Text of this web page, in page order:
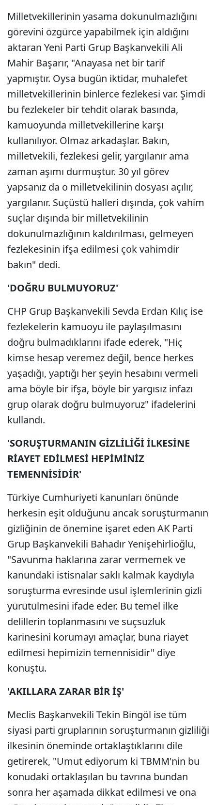
Milletvekillerinin yasama dokunulmazlığını
görevini özgürce yapabilmek için aldığını
aktaran Yeni Parti Grup Başkanvekili Ali
Mahir Başarır, "Anayasa net bir tarif
yapmıştır. Oysa bugün iktidar, muhalefet
milletvekillerinin binlerce fezlekesi var. Şimdi
bu fezlekeler bir tehdit olarak basında,
kamuoyunda milletvekillerine karşı
kullanılıyor. Olmaz arkadaşlar. Bakın,
milletvekili, fezlekesi gelir, yargılanır ama
zaman aşımı durmuştur. 30 yıl görev
yapsanız da o milletvekilinin dosyası açılır,
yargılanır. Suçüstü halleri dışında, çok vahim
suçlar dışında bir milletvekilinin
dokunulmazlığının kaldırılması, gelmeyen
fezlekesinin ifşa edilmesi çok vahimdir
bakın" dedi.
'DOĞRU BULMUYORUZ'
CHP Grup Başkanvekili Sevda Erdan Kılıç ise
fezlekelerin kamuoyu ile paylaşılmasını
doğru bulmadıklarını ifade ederek, "Hiç
kimse hesap veremez değil, bence herkes
yaşadığı, yaptığı her şeyin hesabını vermeli
ama böyle bir ifşa, böyle bir yargısız infazı
grup olarak doğru bulmuyoruz" ifadelerini
kullandı.
'SORUŞTURMANIN GİZLİLİĞİ İLKESİNE
RİAYET EDİLMESİ HEPİMİNİZ
TEMENNİSİDİR'
Türkiye Cumhuriyeti kanunları önünde
herkesin eşit olduğunu ancak soruşturmanın
gizliğinin de önemine işaret eden AK Parti
Grup Başkanvekili Bahadır Yenişehirlioğlu,
"Savunma haklarına zarar vermemek ve
kanundaki istisnalar saklı kalmak kaydıyla
soruşturma evresinde usul işlemlerinin gizli
yürütülmesini ifade eder. Bu temel ilke
delillerin toplanmasını ve suçsuzluk
karinesini korumayı amaçlar, buna riayet
edilmesi hepimizin temennisidir" diye
konuştu.
'AKILLARA ZARAR BİR İŞ'
Meclis Başkanvekili Tekin Bingöl ise tüm
siyasi parti gruplarının soruşturmanın gizliliği
ilkesinin öneminde ortaklaştıklarını dile
getirerek, "Umut ediyorum ki TBMM'nin bu
konudaki ortaklaşılan bu tavrına bundan
sonra her aşamada dikkat edilmesi ve ona